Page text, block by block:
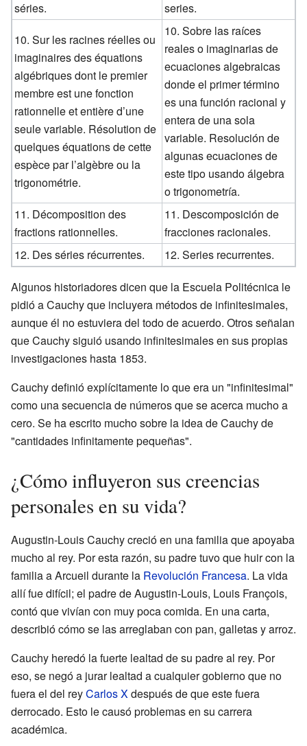
séries.
series.
10. Sur les racines réelles ou
imaginaires des équations
algébriques dont le premier
membre est une fonction
rationnelle et entière d’une
seule variable. Résolution de
quelques équations de cette
espèce par l’algèbre ou la
trigonométrie.
10. Sobre las raíces
reales o imaginarias de
ecuaciones algebraicas
donde el primer término
es una función racional y
entera de una sola
variable. Resolución de
algunas ecuaciones de
este tipo usando álgebra
o trigonometría.
11. Décomposition des
fractions rationnelles.
11. Descomposición de
fracciones racionales.
12. Des séries récurrentes.
12. Series recurrentes.
Algunos historiadores dicen que la Escuela Politécnica le
pidió a Cauchy que incluyera métodos de infinitesimales,
aunque él no estuviera del todo de acuerdo. Otros señalan
que Cauchy siguió usando infinitesimales en sus propias
investigaciones hasta 1853.
Cauchy definió explícitamente lo que era un "infinitesimal"
como una secuencia de números que se acerca mucho a
cero. Se ha escrito mucho sobre la idea de Cauchy de
"cantidades infinitamente pequeñas".
¿Cómo influyeron sus creencias
personales en su vida?
Augustin-Louis Cauchy creció en una familia que apoyaba
mucho al rey. Por esta razón, su padre tuvo que huir con la
familia a Arcueil durante la Revolución Francesa. La vida
allí fue difícil; el padre de Augustin-Louis, Louis François,
contó que vivían con muy poca comida. En una carta,
describió cómo se las arreglaban con pan, galletas y arroz.
Cauchy heredó la fuerte lealtad de su padre al rey. Por
eso, se negó a jurar lealtad a cualquier gobierno que no
fuera el del reyCarlos Xdespués de que este fuera
derrocado. Esto le causó problemas en su carrera
académica.